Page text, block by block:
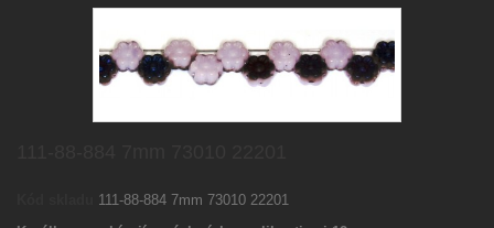
111-88-884 7mm 73010 22201